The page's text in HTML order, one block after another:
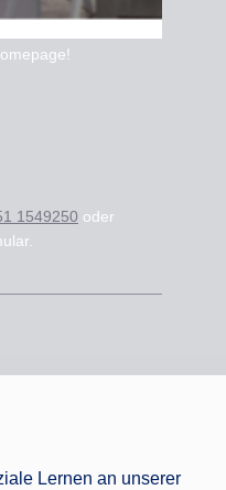
1549250 oder
Lernen an unserer